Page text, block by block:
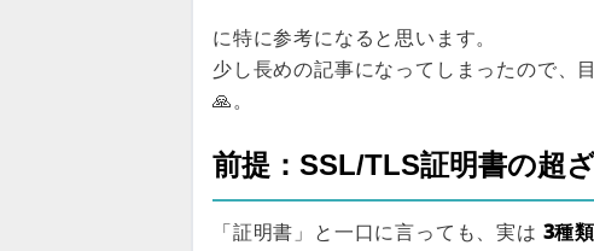
に特に参考になると思います。
少し長めの記事になってしまったので、
🙏。
前提：SSL/TLS証明書の超
「証明書」と一口に言っても、実は 3種